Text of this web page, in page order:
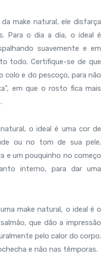
make natural, ele disfarça
Para o dia a dia, o ideal é
suavemente e em
todo. Certifique-se de que
colo e do pescoço, para não
em que o rosto fica mais
o ideal é uma cor de
ou no tom de sua pele.
e um pouquinho no começo
interno, para dar uma
make natural, o ideal é o
que dão a impressão
pelo calor do corpo.
e não nas têmporas.